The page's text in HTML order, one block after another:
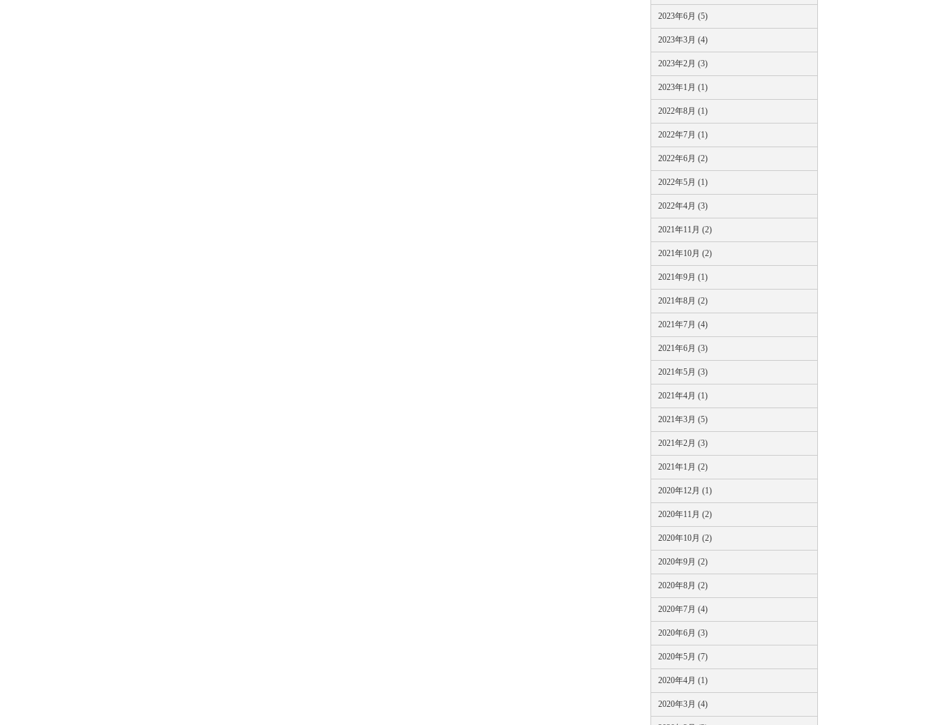
2023年6月 (5)
2023年3月 (4)
2023年2月 (3)
2023年1月 (1)
2022年8月 (1)
2022年7月 (1)
2022年6月 (2)
2022年5月 (1)
2022年4月 (3)
2021年11月 (2)
2021年10月 (2)
2021年9月 (1)
2021年8月 (2)
2021年7月 (4)
2021年6月 (3)
2021年5月 (3)
2021年4月 (1)
2021年3月 (5)
2021年2月 (3)
2021年1月 (2)
2020年12月 (1)
2020年11月 (2)
2020年10月 (2)
2020年9月 (2)
2020年8月 (2)
2020年7月 (4)
2020年6月 (3)
2020年5月 (7)
2020年4月 (1)
2020年3月 (4)